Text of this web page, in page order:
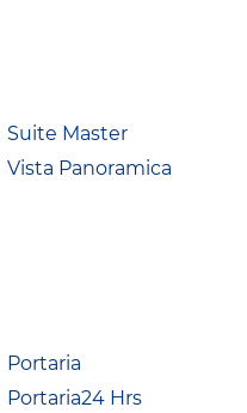
Suite Master
Vista Panoramica
Portaria
Portaria24 Hrs